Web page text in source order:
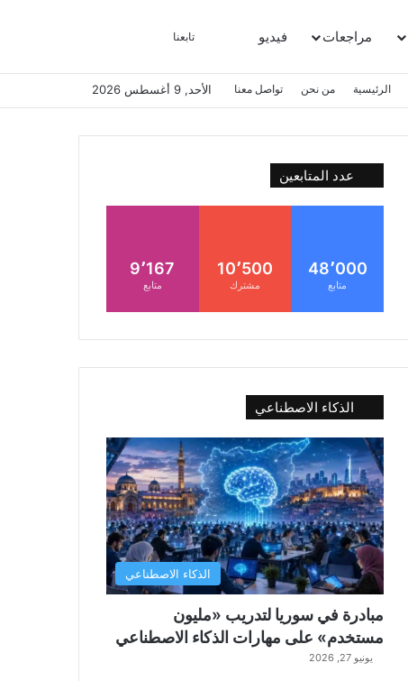
مراجعات فيديو تابعنا
الأحد, 9 أغسطس 2026 الرئيسية من نحن تواصل معنا
عدد المتابعين
48٬000
متابع
10٬500
مشترك
9٬167
متابع
الذكاء الاصطناعي
الذكاء الاصطناعي
مبادرة في سوريا لتدريب «مليون
مستخدم» على مهارات الذكاء الاصطناعي
يونيو 27, 2026